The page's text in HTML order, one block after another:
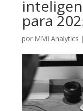
para
por MMI Analytics |